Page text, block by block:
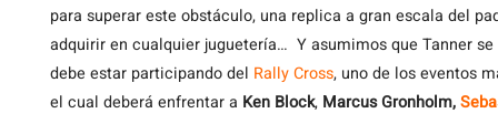
para superar este obstáculo, una replica a gran escala del
adquirir en cualquier juguetería… Y asumimos que Tanner
debe estar participando del Rally Cross, uno de los eventos
el cual deberá enfrentar a Ken Block, Marcus Gronholm,